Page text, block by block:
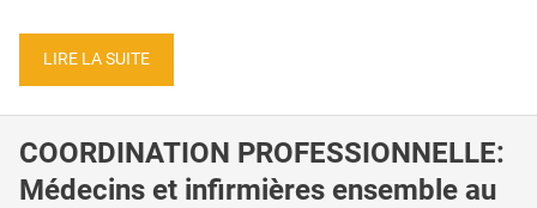
LIRE LA SUITE
COORDINATION PROFESSIONNELLE:
Médecins et infirmières ensemble au